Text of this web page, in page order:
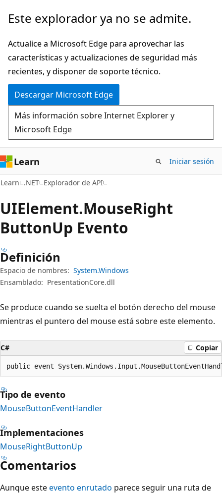
Ir
contenido
principal
Ir
la
navegación
en
la
página
Este explorador ya no se admite.
Actualice a Microsoft Edge para aprovechar las
características y actualizaciones de seguridad más
recientes, y disponer de soporte técnico.
Descargar Microsoft Edge
Más información sobre Internet Explorer y
Microsoft Edge
Learn Iniciar sesión
Learn .NET Explorador de API
UIElement.MouseRight
ButtonUp Evento
Definición
Espacio de nombres: System.Windows
Ensamblado: PresentationCore.dll
Se produce cuando se suelta el botón derecho del mouse
mientras el puntero del mouse está sobre este elemento.
C# Copiar
public event
Tipo de evento
MouseButtonEventHandler
Implementaciones
MouseRightButtonUp
Comentarios
Aunque esteevento enrutado parece seguir una ruta de